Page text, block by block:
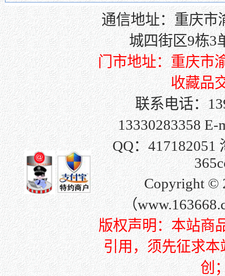
通信地址：重庆市
城四街区9栋3
门市地址：重庆市
收藏品
联系电话：
13330283358 E-
QQ：417182051
Copyright ©
（
版权声明：本站商
引用，须先征求本
创